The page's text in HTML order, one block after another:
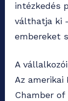
intézkedés
válthatja ki
embereket
A
Az amerikai
Chamber of